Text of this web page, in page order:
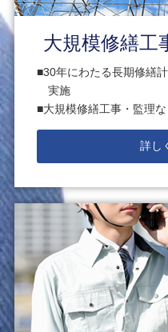
大規模修繕工
30年にわたる長期修繕
実施
大規模修繕工事・監理
詳し